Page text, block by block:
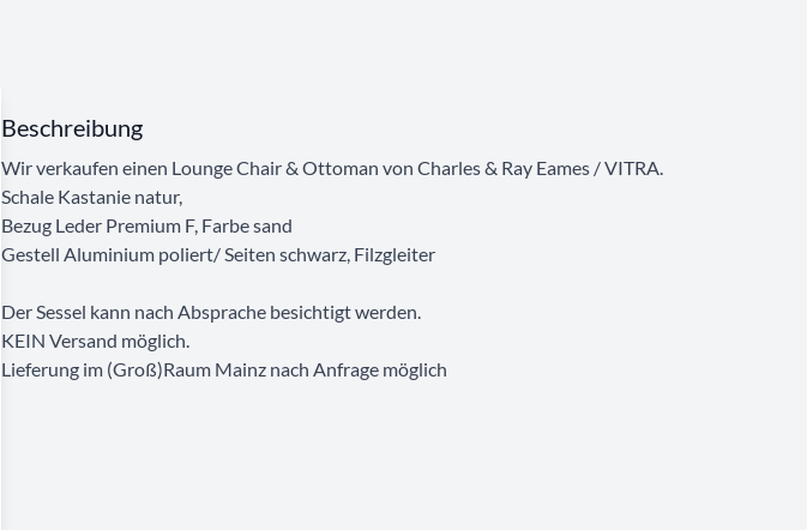
Beschreibung
Wir verkaufen einen Lounge Chair & Ottoman von Charles & Ray Eames / VITRA.
Schale Kastanie natur,
Bezug Leder Premium F, Farbe sand
Gestell Aluminium poliert/ Seiten schwarz, Filzgleiter
Der Sessel kann nach Absprache besichtigt werden.
KEIN Versand möglich.
Lieferung im (Groß)Raum Mainz nach Anfrage möglich